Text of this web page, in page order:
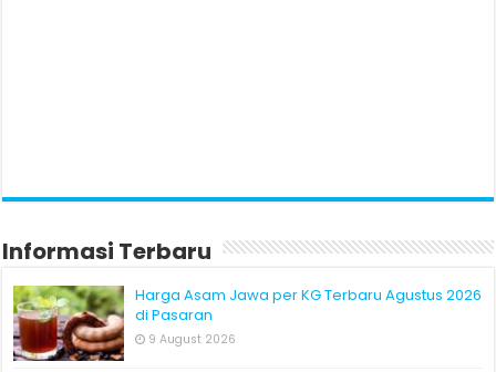
Informasi Terbaru
Harga Asam Jawa per KG Terbaru Agustus 2026
di Pasaran
9 August 2026